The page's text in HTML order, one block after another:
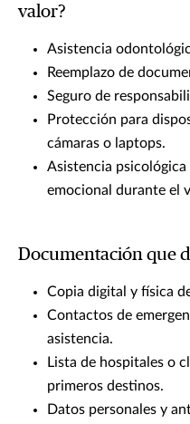
valor?
Asistencia
Reemplazo de
Seguro de
Protección para
cámaras o laptops.
Asistencia
emocional durante el
Documentación que
Copia digital y física
Contactos de
asistencia.
Lista de hospitales o
primeros destinos.
Datos personales y